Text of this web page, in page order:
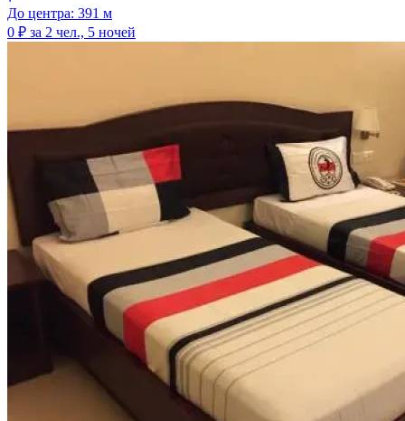
До центра: 391 м
0 ₽ за 2 чел., 5 ночей